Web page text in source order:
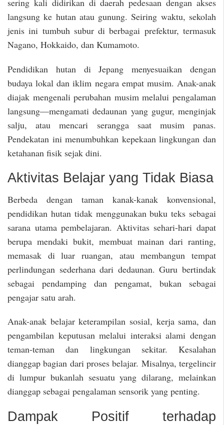
sering kali didirikan di daerah pedesaan dengan akses
langsung ke hutan atau gunung. Seiring waktu, sekolah
jenis ini tumbuh subur di berbagai prefektur, termasuk
Nagano, Hokkaido, dan Kumamoto.
Pendidikan hutan di Jepang menyesuaikan dengan
budaya lokal dan iklim negara empat musim. Anak-anak
diajak mengenali perubahan musim melalui pengalaman
langsung—mengamati dedaunan yang gugur, menginjak
salju, atau mencari serangga saat musim panas.
Pendekatan ini menumbuhkan kepekaan lingkungan dan
ketahanan fisik sejak dini.
Aktivitas Belajar yang Tidak Biasa
Berbeda dengan taman kanak-kanak konvensional,
pendidikan hutan tidak menggunakan buku teks sebagai
sarana utama pembelajaran. Aktivitas sehari-hari dapat
berupa mendaki bukit, membuat mainan dari ranting,
memasak di luar ruangan, atau membangun tempat
perlindungan sederhana dari dedaunan. Guru bertindak
sebagai pendamping dan pengamat, bukan sebagai
pengajar satu arah.
Anak-anak belajar keterampilan sosial, kerja sama, dan
pengambilan keputusan melalui interaksi alami dengan
teman-teman dan lingkungan sekitar. Kesalahan
dianggap bagian dari proses belajar. Misalnya, tergelincir
di lumpur bukanlah sesuatu yang dilarang, melainkan
dianggap sebagai pengalaman sensorik yang penting.
Dampak Positif terhadap